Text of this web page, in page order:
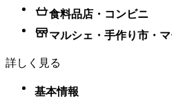
食料品店・コンビニ
マルシェ・手作り市・
詳しく見る
基本情報